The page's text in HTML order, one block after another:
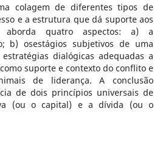
colagem de diferentes tipos de
e a estrutura que dá suporte aos
aborda quatro aspectos: a) a
b) osestágios subjetivos de uma
dialógicas adequadas a
suporte e contexto do conflito e
de liderança. A conclusão
de dois princípios universais de
(ou o capital) e a dívida (ou o